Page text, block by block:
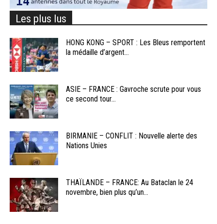
Les plus lus
HONG KONG – SPORT : Les Bleus remportent
la médaille d’argent...
ASIE – FRANCE : Gavroche scrute pour vous
ce second tour...
BIRMANIE – CONFLIT : Nouvelle alerte des
Nations Unies
THAÏLANDE – FRANCE: Au Bataclan le 24
novembre, bien plus qu’un...